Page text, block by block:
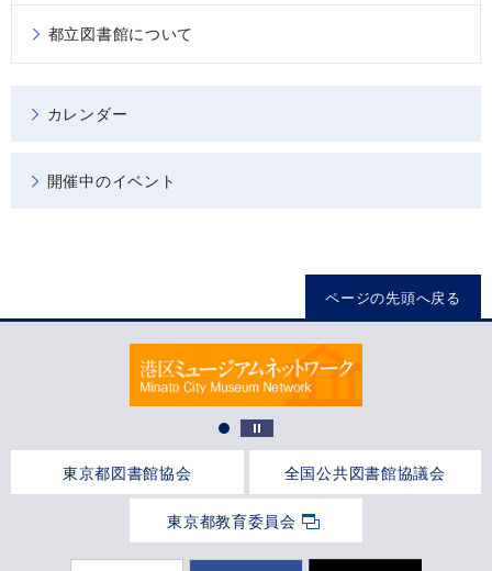
都立図書館について
カレンダー
開催中のイベント
ページの先頭へ戻る
東京都図書館協会 全国公共図書館協議会
東京都教育委員会